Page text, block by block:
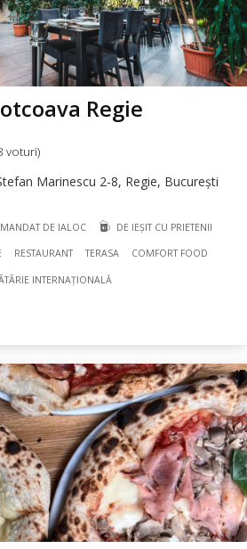
Regie
voturi)
Marinescu 2-8, Regie, București
DE IALOC DE IEȘIT CU PRIETENII
RESTAURANT TERASA COMFORT FOOD
INTERNAȚIONALĂ